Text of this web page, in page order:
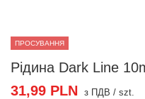
ПРОСУВАННЯ
Рідина Dark Line
31,99 PLN з ПДВ / szt.